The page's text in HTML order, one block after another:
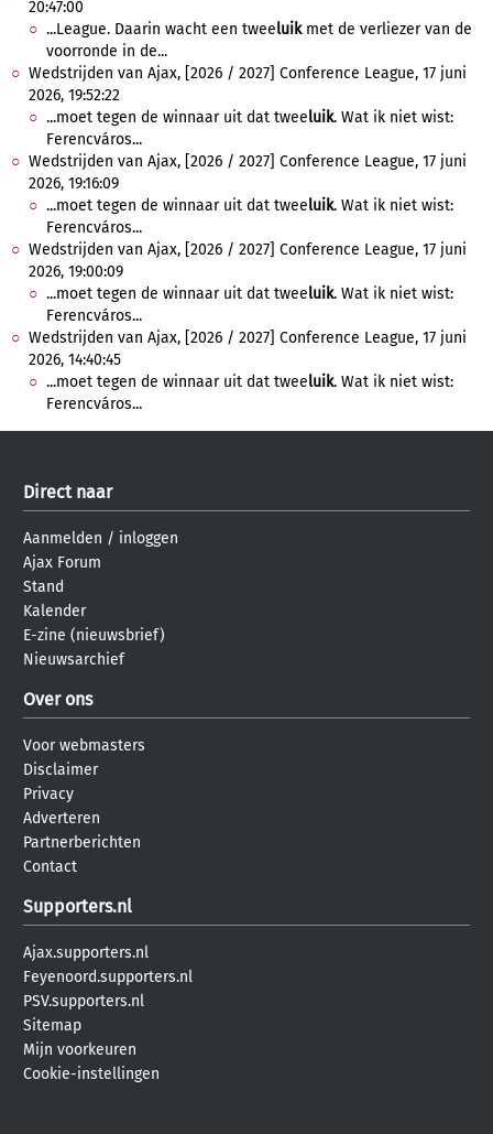
20:47:00
...League. Daarin wacht een tweeluikmet de verliezer van de
voorronde in de...
Wedstrijden van Ajax, [2026 / 2027] Conference League, 17 juni
2026, 19:52:22
...moet tegen de winnaar uit dat tweeluik. Wat ik niet wist:
Ferencváros...
Wedstrijden van Ajax, [2026 / 2027] Conference League, 17 juni
2026, 19:16:09
...moet tegen de winnaar uit dat tweeluik. Wat ik niet wist:
Ferencváros...
Wedstrijden van Ajax, [2026 / 2027] Conference League, 17 juni
2026, 19:00:09
...moet tegen de winnaar uit dat tweeluik. Wat ik niet wist:
Ferencváros...
Wedstrijden van Ajax, [2026 / 2027] Conference League, 17 juni
2026, 14:40:45
...moet tegen de winnaar uit dat tweeluik. Wat ik niet wist:
Ferencváros...
Direct naar
Aanmelden / inloggen
Ajax Forum
Stand
Kalender
E-zine (nieuwsbrief)
Nieuwsarchief
Over ons
Voor webmasters
Disclaimer
Privacy
Adverteren
Partnerberichten
Contact
Supporters.nl
Ajax.supporters.nl
Feyenoord.supporters.nl
PSV.supporters.nl
Sitemap
Mijn voorkeuren
Cookie-instellingen